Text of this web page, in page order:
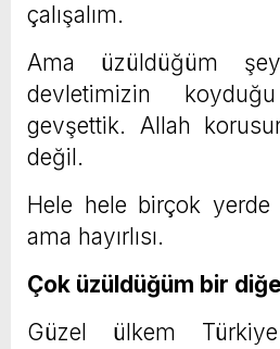
çalışalım.
Ama üzüldüğüm
devletimizin
gevşettik. Allah
değil.
Hele hele birçok yerde
ama hayırlısı.
Çok üzüldüğüm bir
Güzel ülkem